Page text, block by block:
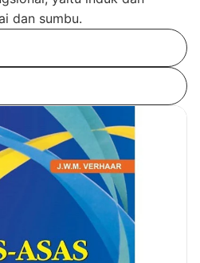
dan sumbu.